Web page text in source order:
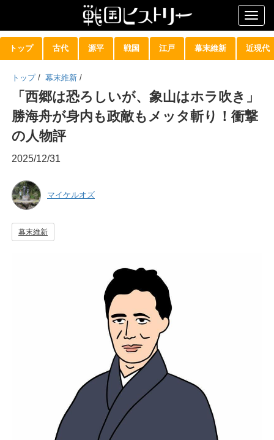
トップ 古代 源平 戦国 江戸 幕末維新 近現代
トップ / 幕末維新 /
「西郷は恐ろしいが、象山はホラ吹き」
勝海舟が身内も政敵もメッタ斬り！衝撃
の人物評
2025/12/31
マイケルオズ
幕末維新